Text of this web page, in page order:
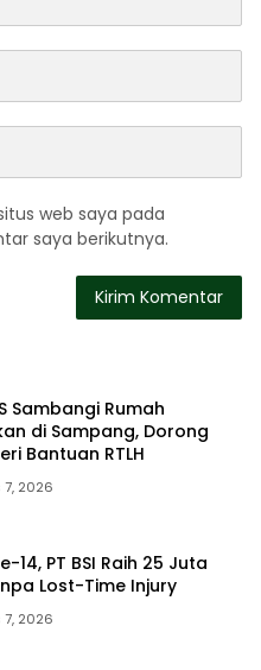
web saya pada
saya berikutnya.
Sambangi Rumah
di Sampang, Dorong
Bantuan RTLH
2026
14, PT BSI Raih 25 Juta
Lost-Time Injury
2026